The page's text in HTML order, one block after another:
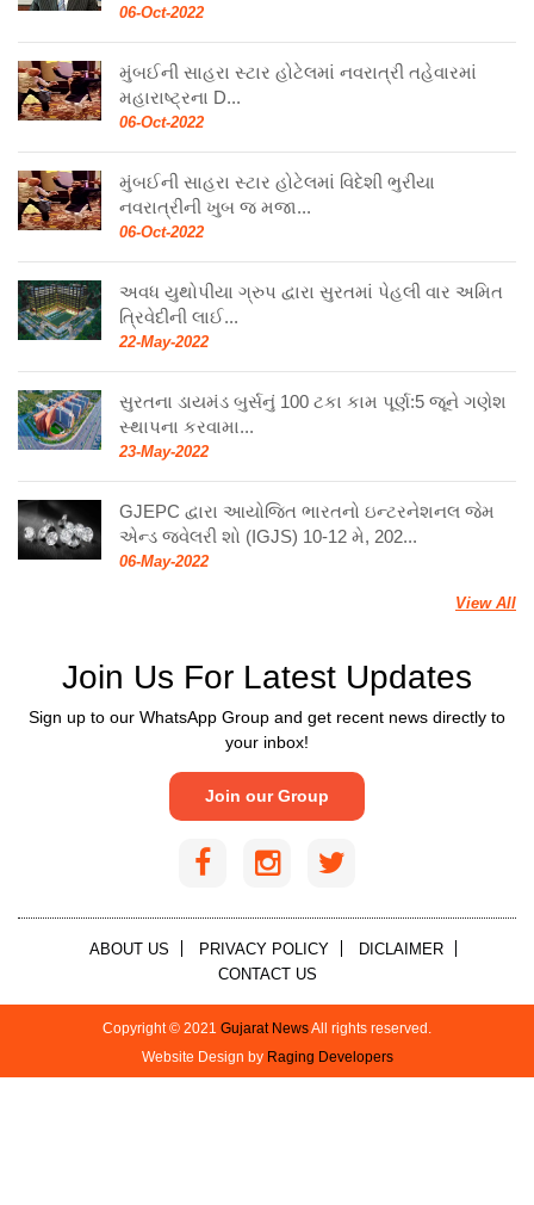
06-Oct-2022
મુંબઈની સાહરા સ્ટાર હોટેલમાં નવરાત્રી તહેવારમાં
મહારાષ્ટ્રના D...
06-Oct-2022
મુંબઈની સાહરા સ્ટાર હોટેલમાં વિદેશી ભુરીયા
નવરાત્રીની ખુબ જ મજા...
06-Oct-2022
અવધ યુથોપીયા ગ્રુપ દ્વારા સુરતમાં પેહલી વાર અમિત
ત્રિવેદીની લાઈ...
22-May-2022
સુરતના ડાયમંડ બુર્સનું 100 ટકા કામ પૂર્ણ:5 જૂને ગણેશ
સ્થાપના કરવામા...
23-May-2022
GJEPC દ્વારા આયોજિત ભારતનો ઇન્ટરનેશનલ જેમ
એન્ડ જ્વેલરી શો (IGJS) 10-12 મે, 202...
06-May-2022
View All
Join Us For Latest Updates
Sign up to our WhatsApp Group and get recent news directly to
your inbox!
Join our Group
ABOUT US PRIVACY POLICY
DICLAIMER
CONTACT US
Copyright © 2021 Gujarat NewsAll rights reserved.
Website Design by Raging Developers